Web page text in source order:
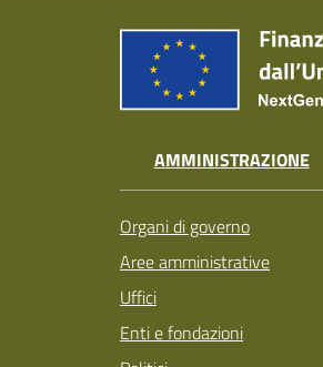
AMMINISTRAZIONE
Organi di governo
Aree amministrative
Uffici
Enti e fondazioni